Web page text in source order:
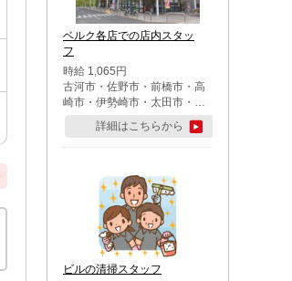
ベルク各店での店内スタッ
フ
時給 1,065円
古河市・佐野市・前橋市・高
崎市・伊勢崎市・太田市・館
林市・藤岡市・大泉町・さい
たま市北区・川越市・熊谷
市・行田市・秩父市・所沢
市・鶴ケ島市・千葉市中央
区・市川市・松戸市・習志野
市・柏市・流山市・八千代
市・足立区・江戸川区・八王
子市・町田市
詳細はこちらから
ビルの清掃スタッフ